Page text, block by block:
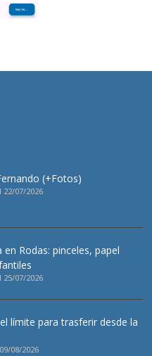
(+Fotos)
07/2026
Rodas: pinceles, papel
07/2026
límite para trasferir desde la
08/2026